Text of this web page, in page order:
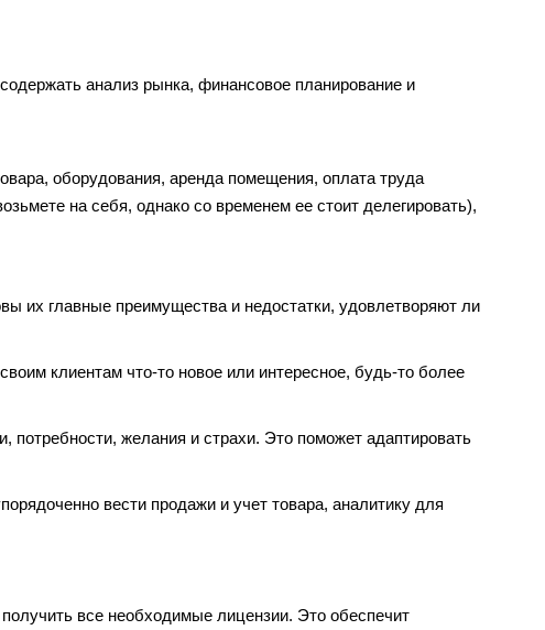
анализ рынка, финансовое планирование и
оборудования, аренда помещения, оплата труда
на себя, однако со временем ее стоит делегировать),
их главные преимущества и недостатки, удовлетворяют ли
клиентам что-то новое или интересное, будь-то более
потребности, желания и страхи. Это поможет адаптировать
вести продажи и учет товара, аналитику для
все необходимые лицензии. Это обеспечит